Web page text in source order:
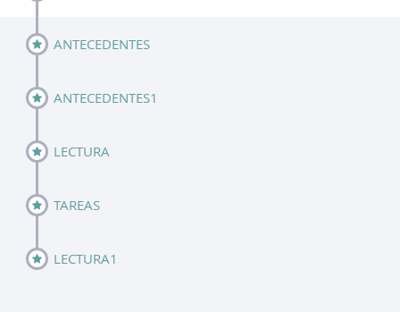
ANTECEDENTES
ANTECEDENTES1
LECTURA
TAREAS
LECTURA1